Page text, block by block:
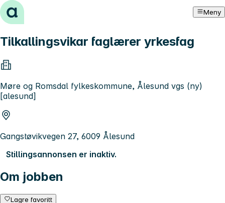
Hopp til innhold Meny
Tilkallingsvikar faglærer yrkesfag
Møre og Romsdal fylkeskommune, Ålesund vgs (ny)
[alesund]
Gangstøvikvegen 27, 6009 Ålesund
Stillingsannonsen er inaktiv.
Om jobben
Lagre favoritt